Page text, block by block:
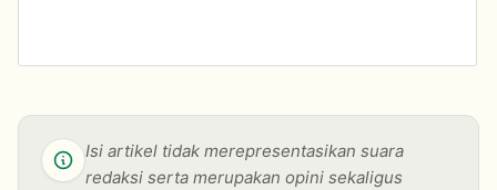
Isi artikel tidak merepresentasikan suara
redaksi serta merupakan opini sekaligus